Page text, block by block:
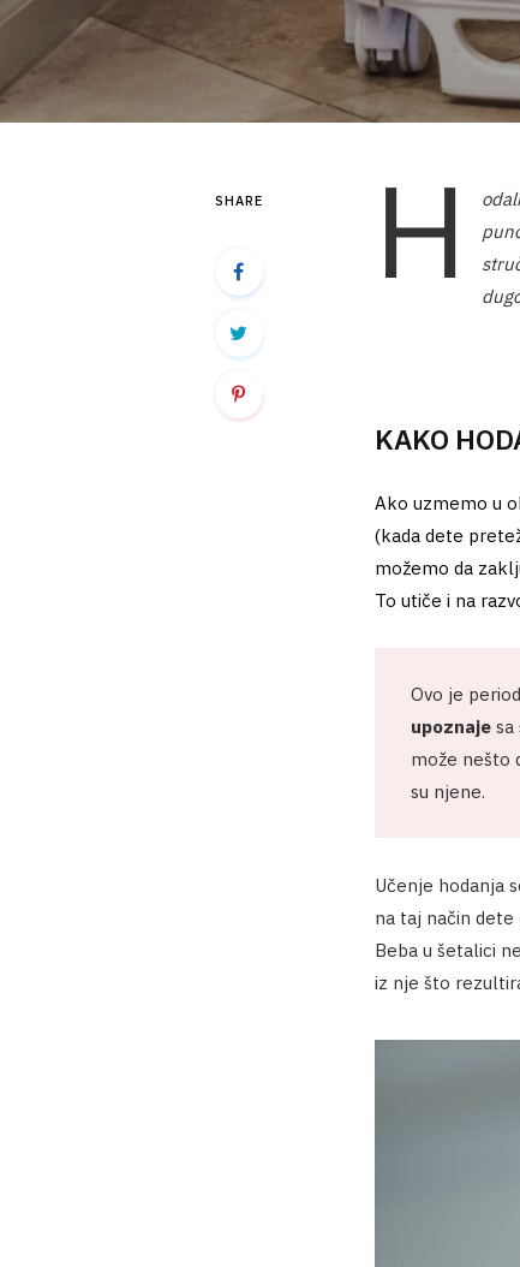
SHARE H
KAKO
Ako uzmemo u
(kada dete
možemo da
To utiče i na
Ovo je
upoznaje sa
može nešto
su njene.
Učenje hodanja
na taj način dete
Beba u šetalici
iz nje što